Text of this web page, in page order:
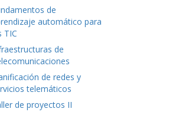
de
automático para
TIC
de
de redes y
telemáticos
de proyectos II